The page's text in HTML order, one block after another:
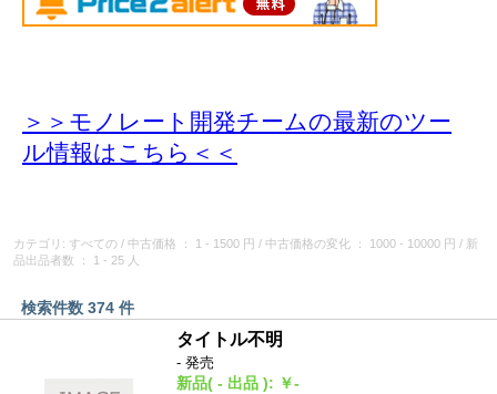
＞＞モノレート開発チームの最新のツー
ル情報はこちら＜＜
カテゴリ: すべての / 中古価格 ： 1 - 1500 円 / 中古価格の変化 ： 1000 - 10000 円 / 新
品出品者数
： 1 - 25 人
検索件数 374 件
タイトル不明
- 発売
新品( - 出品 ): ￥-